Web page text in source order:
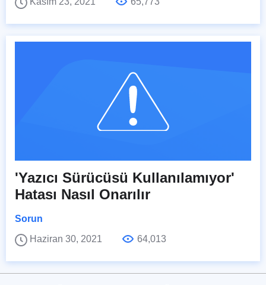
'Yazıcı Sürücüsü Kullanılamıyor'
Hatası Nasıl Onarılır
Sorun
Haziran 30, 2021
64,013